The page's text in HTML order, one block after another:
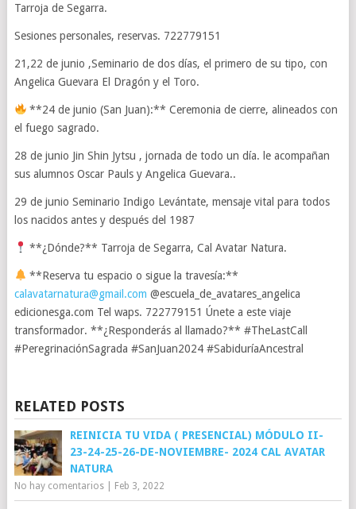
Tarroja de Segarra.
Sesiones personales, reservas. 722779151
21,22 de junio ,Seminario de dos días, el primero de su tipo, con
Angelica Guevara El Dragón y el Toro.
**24 de junio (San Juan):** Ceremonia de cierre, alineados con
el fuego sagrado.
28 de junio Jin Shin Jytsu , jornada de todo un día. le acompañan
sus alumnos Oscar Pauls y Angelica Guevara..
29 de junio Seminario Indigo Levántate, mensaje vital para todos
los nacidos antes y después del 1987
**¿Dónde?** Tarroja de Segarra, Cal Avatar Natura.
**Reserva tu espacio o sigue la travesía:**
calavatarnatura@gmail.com @escuela_de_avatares_angelica
edicionesga.com Tel waps. 722779151 Únete a este viaje
transformador. **¿Responderás al llamado?** #TheLastCall
#PeregrinaciónSagrada #SanJuan2024 #SabiduríaAncestral
RELATED POSTS
REINICIA TU VIDA ( PRESENCIAL) MÓDULO II-
23-24-25-26-DE-NOVIEMBRE- 2024 CAL AVATAR
NATURA
No hay comentarios| Feb 3, 2022